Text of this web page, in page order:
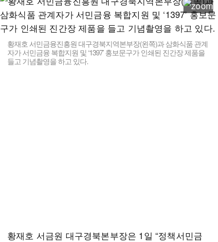
황재호 서민금융진흥원 대구경북지역본부장(왼쪽)과 삼화식품 관계
자가 서민금융 복합지원 및 ‘1397’ 홍보문구가 인쇄된 진간장 제품을
들고 기념촬영을 하고 있다.
황재호 서금원 대구경북본부장은 1일 “정책서민금